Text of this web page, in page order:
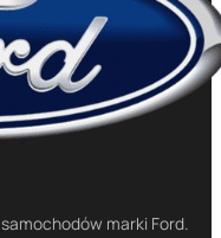
marki Ford.